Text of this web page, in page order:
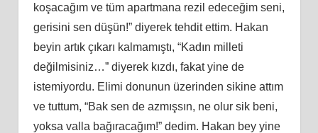
koşacağım ve tüm apartmana rezil edeceğim seni,
gerisini sen düşün!” diyerek tehdit ettim. Hakan
beyin artık çıkarı kalmamıştı, “Kadın milleti
değilmisiniz…” diyerek kızdı, fakat yine de
istemiyordu. Elimi donunun üzerinden sikine attım
ve tuttum, “Bak sen de azmışsın, ne olur sik beni,
yoksa valla bağıracağım!” dedim. Hakan bey yine